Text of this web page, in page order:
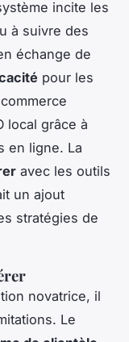
incite les
à suivre des
échange de
pour les
local grâce à
en ligne. La
avec les outils
un ajout
stratégies de
novatrice, il
Le